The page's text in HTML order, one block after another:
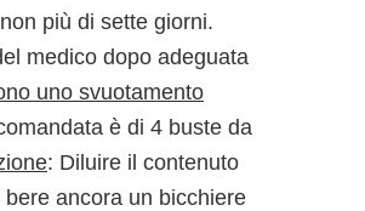
più di sette giorni.
medico dopo adeguata
uno svuotamento
è di 4 buste da
: Diluire il contenuto
ancora un bicchiere